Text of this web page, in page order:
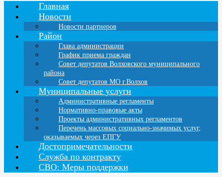
Главная
Новости
Новости партнеров
Район
Глава администрации
График приема граждан
Совет депутатов Волховского муниципального
района
Совет депутатов МО г.Волхов
Муниципальные услуги
Административные регламенты
Нормативно-правовые акты
Проекты административных регламентов
Перечень массовых социально-значимых услуг,
оказываемых через ЕПГУ
Достопримечательности
Служба по контракту
СВО: Меры поддержки